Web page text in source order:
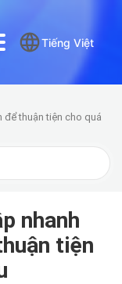
Tiếng Việt
để thuận tiện cho quá
nhanh
tiện